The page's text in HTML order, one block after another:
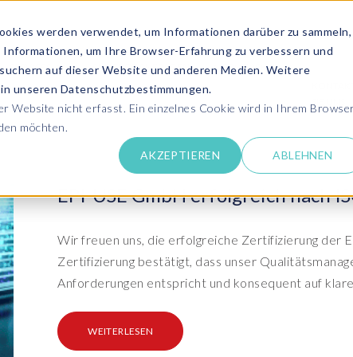
werden verwendet, um Informationen darüber zu sammeln,
um Ihre Browser-Erfahrung zu verbessern und
auf dieser Website und anderen Medien. Weitere
unseren Datenschutzbestimmungen.
Website nicht erfasst. Ein einzelnes Cookie wird in Ihrem
möchten.
AKZEPTIEREN ABLEHNEN
HCM Productivity Suite
Document Builder™
SERVICES
Transformation
Transformation zu SAP
System Landscape Optimization
(SLO)
ANGEBOT ANFRAGEN MEDIATHEK
zu SAP SLO, SAP HCM, Datenschutz &
Experten in Live und On-Demand
& mehr...
E-Books, Whitepaper usw. zum Download
SAP Know-how mit unseren Videos
Success
Lernen Sie aus
Schulungen
Finden Sie die
Sie uns
SIE UNS
EPI-USE GmbH erfolgreich nach
Wir freuen uns, die erfolgreiche Zertifizierung der
Zertifizierung bestätigt, dass unser
Anforderungen entspricht und konsequent auf
WEITERLESEN